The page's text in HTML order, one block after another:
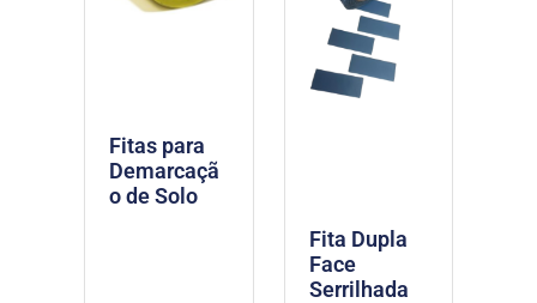
Fitas para
Demarcaçã
o de Solo
Fita Dupla
Face
Serrilhada